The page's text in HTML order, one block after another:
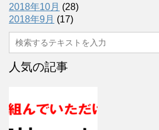
2018年10月 (28)
2018年9月 (17)
人気の記事